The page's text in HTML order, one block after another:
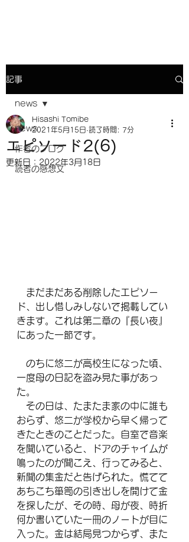
記事
news
作者のブログ
読者の感想文
news
エピソード2(6)
Hisashi Tomibe
2021年5月15日 読了時間: 7分
更新日： 2022年3月18日
まだまだある削除したエピソー
ド、出し惜しみしないで掲載してい
きます。これは第二章の『長い夜』
にあった一節です。
のちに悠二が高校生になった頃、
一度母の日記を盗み見た事があっ
た。
その日は、たまたま家の中に誰も
おらず、悠二が学校から早く帰って
きたときのことだった。自室で音楽
を聞いていると、ドアのチャイムが
鳴ったのが聞こえ、行ってみると、
新聞の集金だと告げられた。慌てて
あちこち箪笥の引き出しを開けて金
を探したが、その時、母が夜、時折
何か書いていた一冊のノートが目に
入った。金は結局見つからず、また